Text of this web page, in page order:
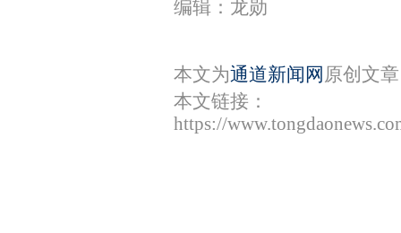
编辑：龙勋
本文为通道新闻网 原创文
本文链接：
https://